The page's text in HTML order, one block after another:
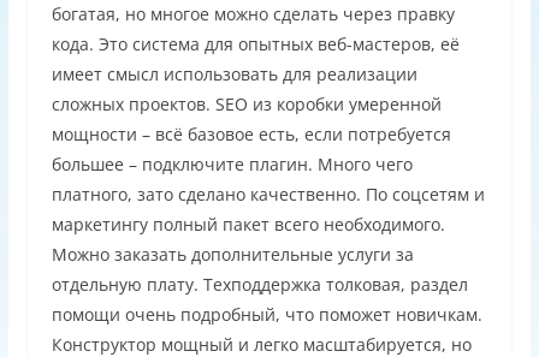
богатая, но многое можно сделать через правку
кода. Это система для опытных веб-мастеров, её
имеет смысл использовать для реализации
сложных проектов. SEO из коробки умеренной
мощности – всё базовое есть, если потребуется
большее – подключите плагин. Много чего
платного, зато сделано качественно. По соцсетям и
маркетингу полный пакет всего необходимого.
Можно заказать дополнительные услуги за
отдельную плату. Техподдержка толковая, раздел
помощи очень подробный, что поможет новичкам.
Конструктор мощный и легко масштабируется, но